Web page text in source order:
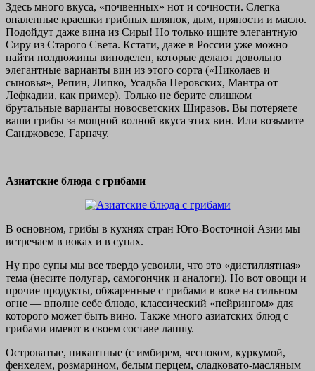
Здесь много вкуса, «почвенных» нот и сочности. Слегка
опаленные краешки грибных шляпок, дым, пряности и масло.
Подойдут даже вина из Сиры! Но только ищите элегантную
Сиру из Старого Света. Кстати, даже в России уже можно
найти полдюжины виноделен, которые делают довольно
элегантные варианты вин из этого сорта («Николаев и
сыновья», Репин, Липко, Усадьба Перовских, Мантра от
Лефкадии, как пример). Только не берите слишком
брутальные варианты новосветских Ширазов. Вы потеряете
ваши грибы за мощной волной вкуса этих вин. Или возьмите
Санджовезе, Гарначу.
Азиатские блюда с грибами
В основном, грибы в кухнях стран Юго-Восточной Азии мы
встречаем в воках и в супах.
Ну про супы мы все твердо усвоили, что это «дистиллятная»
тема (несите полугар, самогончик и аналоги). Но вот овощи и
прочие продукты, обжаренные с грибами в воке на сильном
огне — вполне себе блюдо, классический «пейрингом» для
которого может быть вино. Также много азиатских блюд с
грибами имеют в своем составе лапшу.
Островатые, пикантные (с имбирем, чесноком, куркумой,
фенхелем, розмарином, белым перцем, сладковато-масляным